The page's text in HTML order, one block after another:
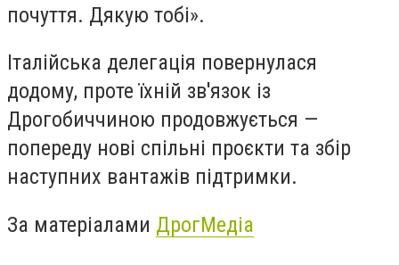
почуття. Дякую тобі».
Італійська делегація повернулася
додому, проте їхній зв'язок із
Дрогобиччиною продовжується —
попереду нові спільні проєкти та збір
наступних вантажів підтримки.
За матеріалами ДрогМедіа